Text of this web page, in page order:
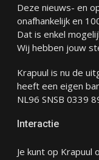
Deze nieuws- en
onafhankelijk en
Dat is enkel
Wij hebben jouw
Krapuul is nu de
heeft een eigen
NL96 SNSB 0339
Interactie
Je kunt op Krapuul